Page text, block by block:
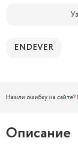
ENDEVER
Нашли ошибку на сайте?
Описание